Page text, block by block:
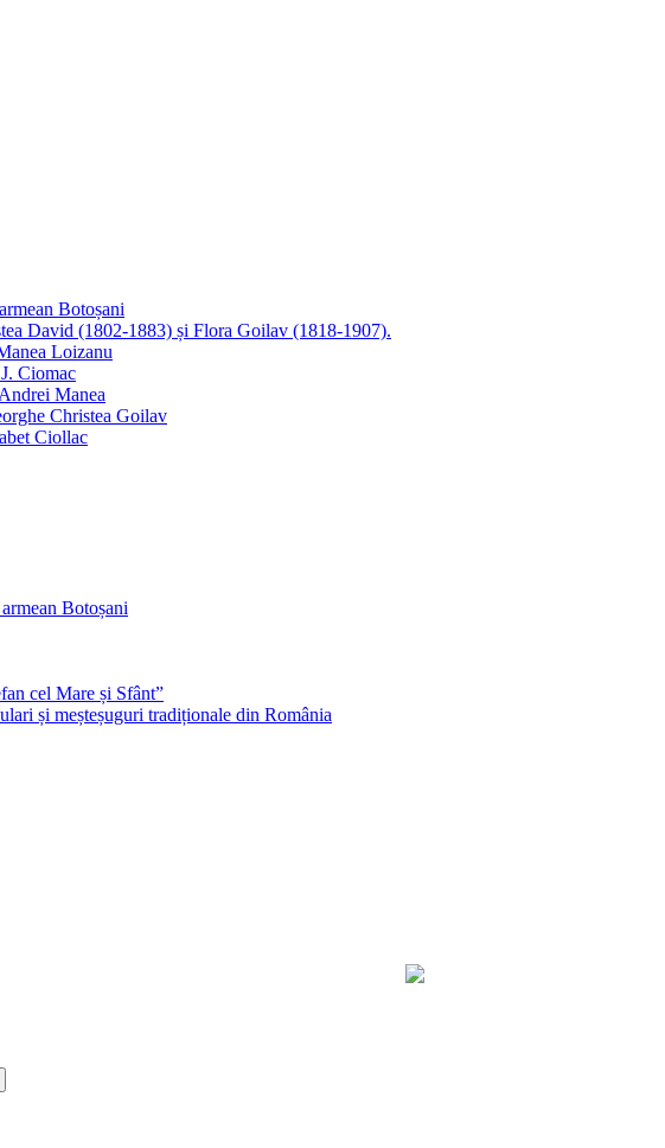
Botoșani
David (1802-1883) și Flora Goilav (1818-1907).
Loizanu
Ciomac
Manea
Christea Goilav
Ciollac
Botoșani
cel Mare și Sfânt”
și meșteșuguri tradiționale din România